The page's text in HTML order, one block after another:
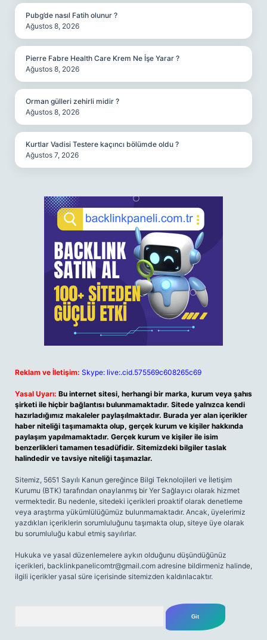
Pubg’de nasıl Fatih olunur ?
Ağustos 8, 2026
Pierre Fabre Health Care Krem Ne İşe Yarar ?
Ağustos 8, 2026
Orman gülleri zehirli midir ?
Ağustos 8, 2026
Kurtlar Vadisi Testere kaçıncı bölümde oldu ?
Ağustos 7, 2026
Reklam ve İletişim: Skype: live:.cid.575569c608265c69
Yasal Uyarı: Bu internet sitesi, herhangi bir marka, kurum veya şahıs
şirketi ile hiçbir bağlantısı bulunmamaktadır. Sitede yalnızca kendi
hazırladığımız makaleler paylaşılmaktadır. Burada yer alan içerikler
haber niteliği taşımamakta olup, gerçek kurum ve kişiler hakkında
paylaşım yapılmamaktadır. Gerçek kurum ve kişiler ile isim
benzerlikleri tamamen tesadüfidir. Sitemizdeki bilgiler taslak
halindedir ve tavsiye niteliği taşımazlar.
Sitemiz, 5651 Sayılı Kanun gereğince Bilgi Teknolojileri ve İletişim
Kurumu (BTK) tarafından onaylanmış bir Yer Sağlayıcı olarak hizmet
vermektedir. Bu nedenle, sitedeki içerikleri proaktif olarak denetleme
veya araştırma yükümlülüğümüz bulunmamaktadır. Ancak, üyelerimiz
yazdıkları içeriklerin sorumluluğunu taşımakta olup, siteye üye olarak
bu sorumluluğu kabul etmiş sayılırlar.
Hukuka ve yasal düzenlemelere aykırı olduğunu düşündüğünüz
içerikleri, backlinkpanelicomtr@gmail.com adresine bildirmeniz halinde,
ilgili içerikler yasal süre içerisinde sitemizden kaldırılacaktır.